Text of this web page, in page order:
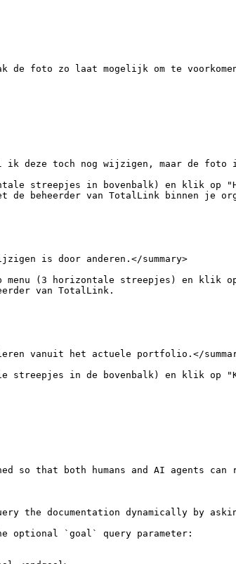
foto zo laat mogelijk om te
deze toch nog wijzigen, maar de foto
streepjes in bovenbalk) en klik op
de beheerder van TotalLink binnen je
is door anderen.</summary>
(3 horizontale streepjes) en klik
van TotalLink.
vanuit het actuele portfolio.</
streepjes in de bovenbalk) en klik op
so that both humans and AI agents can
documentation dynamically by
optional `goal` query parameter: